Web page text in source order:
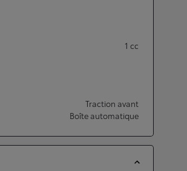
1 cc
Traction avant
Boîte automatique